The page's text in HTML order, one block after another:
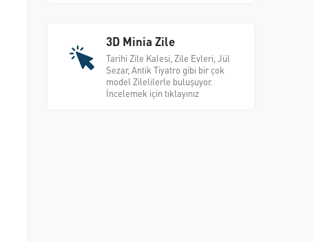
3D Minia Zile
Tarihi Zile Kalesi, Zile Evleri, Jül
Sezar, Antik Tiyatro gibi bir çok
model Zilelilerle buluşuyor.
İncelemek için tıklayınız